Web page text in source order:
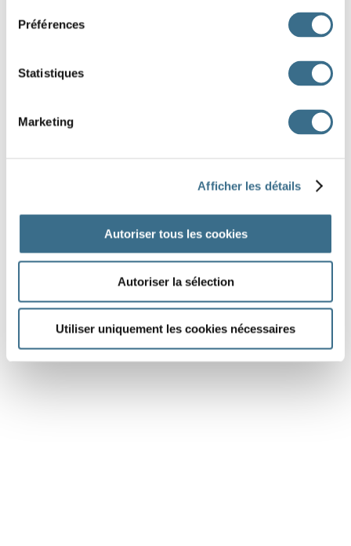
Préférences
Statistiques
Marketing
Afficher les détails
Autoriser tous les cookies
Autoriser la sélection
Utiliser uniquement les cookies nécessaires
Nous
Avec un euro, on n'
Sophie et ses amies des bougies pour la fête.
achètent achetez
achète achète achetons
achète achète
DONE!